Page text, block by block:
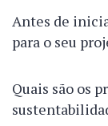
Antes de
para o seu
Quais são os